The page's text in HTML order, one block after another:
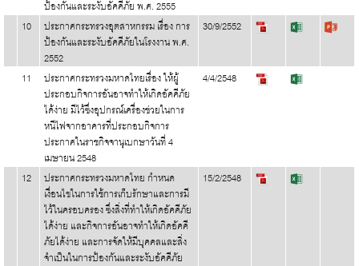
ป้องกันและระงับอัคคีภัย พ.ศ. 2555
10 ประกาศกระทรวงอุตสาหกรรม เรื่อง การ
ป้องกันและระงับอัคคีภัยในโรงงาน พ.ศ.
2552
30/9/2552
11 ประกาศกระทรวงมหาดไทยเรื่อง ให้ผู้
ประกอบกิจการอันอาจทำให้เกิดอัคคีภัย
ได้ง่าย มีไว้ซึ่งอุปกรณ์เครื่องช่วยในการ
หนีไฟจากอาคารที่ประกอบกิจการ
ประกาศในราชกิจจานุเบกษาวันที่ 4
เมษายน 2548
4/4/2548
12 ประกาศกระทรวงมหาดไทย กำหนด
เงื่อนไขในการใช้การเก็บรักษาและการมี
ไว้ในครอบครอง ซึ่งสิ่งที่ทำให้เกิดอัคคีภัย
ได้ง่าย และกิจการอันอาจทำให้เกิดอัคคี
ภัยได้ง่าย และการจัดให้มีบุคคลและสิ่ง
จำเป็นในการป้องกันและระงับอัคคีภัย
15/2/2548